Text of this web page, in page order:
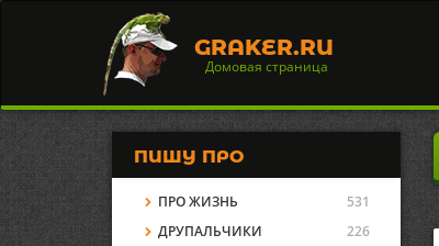
GRAKER.RU
Домовая страница
ПИШУ ПРО
ПРО ЖИЗНЬ
531
ДРУПАЛЬЧИКИ
226